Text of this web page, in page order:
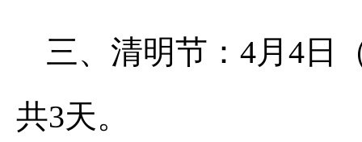
三、清明节：4月4日
共3天。